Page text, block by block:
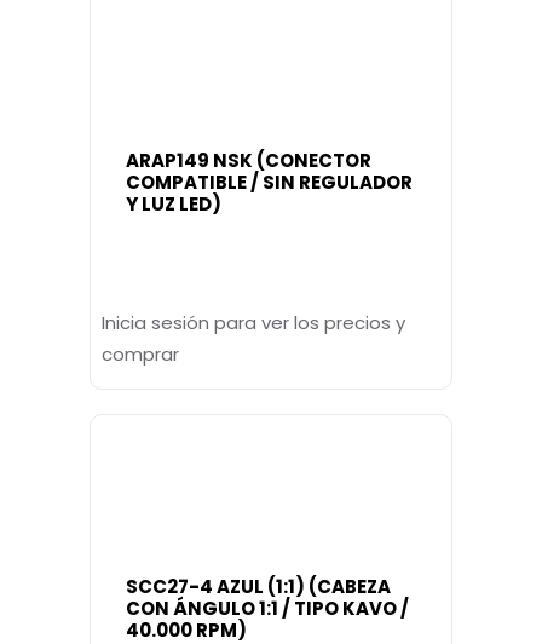
ARAP149 NSK (CONECTOR
COMPATIBLE / SIN REGULADOR
Y LUZ LED)
Inicia sesión para ver los precios y
comprar
SCC27-4 AZUL (1:1) (CABEZA
CON ÁNGULO 1:1 / TIPO KAVO /
40.000 RPM)